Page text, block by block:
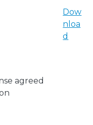
agreed
Dow
nloa
d